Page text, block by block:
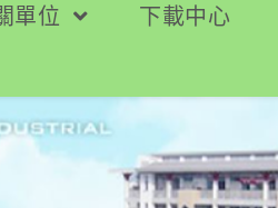
單位 下載中心